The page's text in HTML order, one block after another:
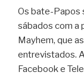
Os bate-Papos
sábados com a
Mayhem, que
entrevistados.
Facebook e